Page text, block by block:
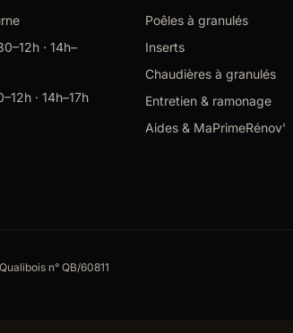
· 14h–
· 14h–17h
Poêles à granulés
Inserts
Chaudières à granulés
Entretien & ramonage
Aides & MaPrimeRénov'
n° QB/60811